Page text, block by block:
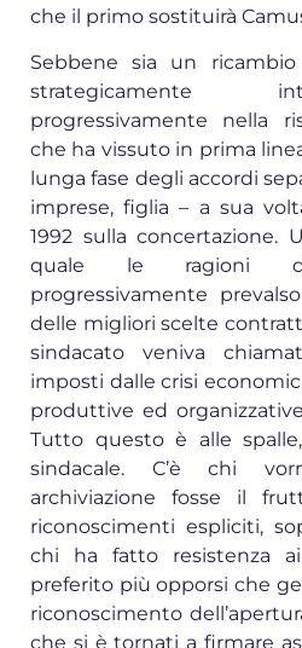
che il primo sostituirà
Sebbene sia un
strategicamente
progressivamente nella
che ha vissuto in prima
lunga fase degli accordi
imprese, figlia – a sua
1992 sulla concertazione.
quale le ragioni
progressivamente
delle migliori scelte
sindacato veniva
imposti dalle crisi
produttive ed
Tutto questo è alle
sindacale. C’è chi
archiviazione fosse il
riconoscimenti espliciti,
chi ha fatto resistenza
preferito più opporsi che
riconoscimento
che si è tornati a firmare